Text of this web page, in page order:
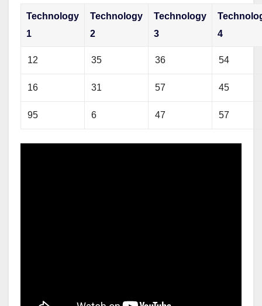
Technology
1
Technology
2
Technology
3
4
12 35 36 54
16 31 57 45
95 6 47 57